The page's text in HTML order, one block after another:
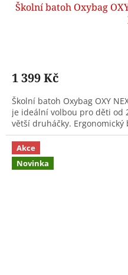
Školní batoh Oxybag
1 399 Kč
Školní batoh Oxybag OXY
je ideální volbou pro děti od
větší druháčky.
Akce
Novinka